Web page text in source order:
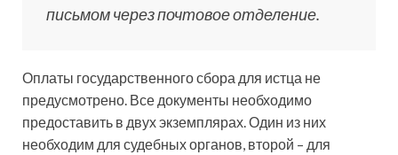
письмом через почтовое отделение.
Оплаты государственного сбора для истца не
предусмотрено. Все документы необходимо
предоставить в двух экземплярах. Один из них
необходим для судебных органов, второй – для